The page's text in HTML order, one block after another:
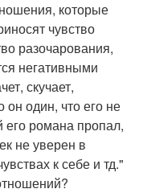
которые
чувство
разочарования,
негативными
скучает,
он один, что его не
его романа пропал,
не уверен в
к себе и тд."